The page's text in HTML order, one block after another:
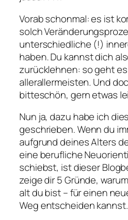
Vorab schonmal: es ist
solch
unterschiedliche (!)
haben. Du kannst dich
zurücklehnen: so geht
allerallermeisten. Und
bitteschön, gern etwas
Nun ja, dazu habe ich
geschrieben. Wenn du
aufgrund deines Alters
eine berufliche
schiebst, ist dieser
zeige dir 5 Gründe,
alt du bist – für einen
Weg entscheiden kannst.